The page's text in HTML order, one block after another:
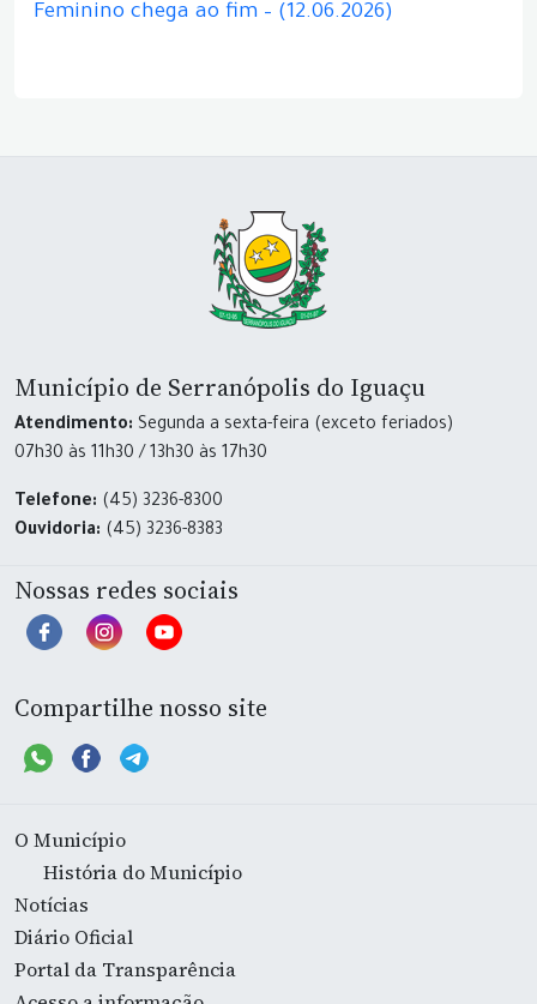
Feminino chega ao fim – (12.06.2026)
Município de Serranópolis do Iguaçu
Atendimento: Segunda a sexta-feira (exceto feriados)
07h30 às 11h30 / 13h30 às 17h30
Telefone: (45) 3236-8300
Ouvidoria: (45) 3236-8383
Nossas redes sociais
Compartilhe nosso site
O Município
História do Município
Notícias
Diário Oficial
Portal da Transparência